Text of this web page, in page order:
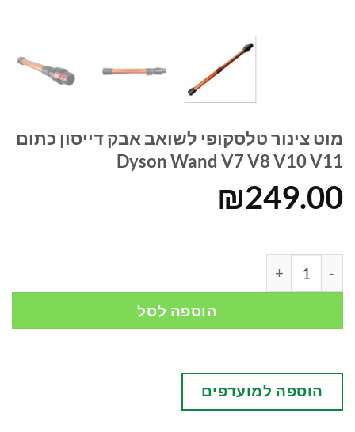
מוט צינור טלסקופי לשואב אבק דייסון כתום
Dyson Wand V7 V8 V10 V11
₪249.00
הוספה לסל
הוספה למועדפים